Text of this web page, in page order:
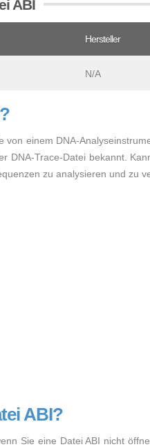
ABI
Hersteller
N/A
von einem DNA-
DNA-Trace-Datei bekannt.
zu analysieren und zu
ABI?
Sie eine Datei ABI nicht